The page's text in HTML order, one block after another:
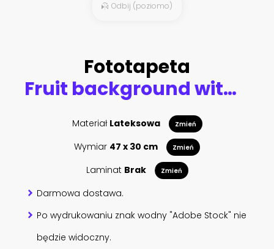
Odbij (poziomo)
Fototapeta
Fruit background with pineapple, watermelon
Materiał Lateksowa Zmień
Wymiar 47 x 30 cm Zmień
Laminat Brak Zmień
Darmowa dostawa.
Po wydrukowaniu znak wodny "Adobe Stock" nie
będzie widoczny.